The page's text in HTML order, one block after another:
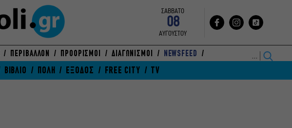
ΣΑΒΒΑΤΟ
08
ΑΥΓΟΥΣΤΟΥ
ΠΕΡΙΒΑΛΛΟΝ ΠΡΟΟΡΙΣΜΟΙ ΔΙΑΓΩΝΙΣΜΟΙ NEWSFEED
ΒΙΒΛΙΟ ΠΟΛΗ ΕΞΟΔΟΣ FREE CITY TV